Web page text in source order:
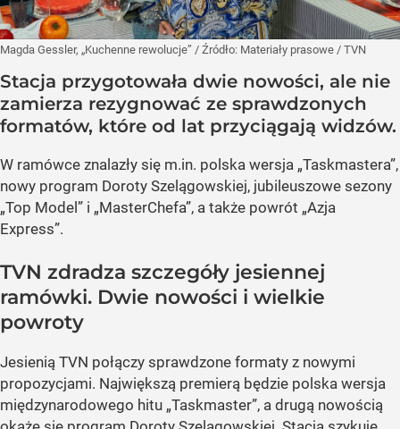
Magda Gessler, „Kuchenne rewolucje” / Źródło: Materiały prasowe / TVN
Stacja przygotowała dwie nowości, ale nie
zamierza rezygnować ze sprawdzonych
formatów, które od lat przyciągają widzów.
W ramówce znalazły się m.in. polska wersja „Taskmastera”,
nowy program Doroty Szelągowskiej, jubileuszowe sezony
„Top Model” i „MasterChefa”, a także powrót „Azja
Express”.
TVN zdradza szczegóły jesiennej
ramówki. Dwie nowości i wielkie
powroty
Jesienią TVN połączy sprawdzone formaty z nowymi
propozycjami. Największą premierą będzie polska wersja
międzynarodowego hitu „Taskmaster”, a drugą nowością